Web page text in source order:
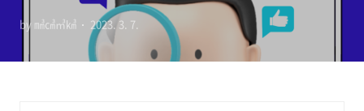
by ㎣㎤㎥㎦ 2023. 3. 7.